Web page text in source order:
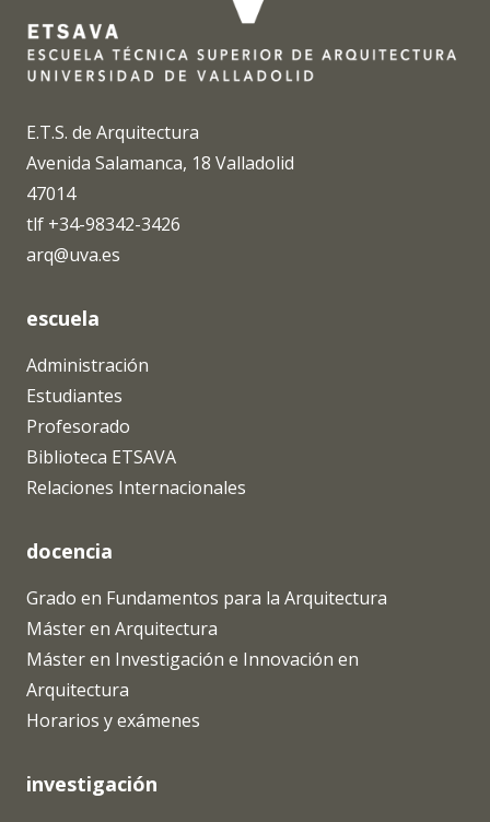
E.T.S. de Arquitectura
Avenida Salamanca, 18 Valladolid
47014
tlf +34-98342-3426
arq@uva.es
escuela
Administración
Estudiantes
Profesorado
Biblioteca ETSAVA
Relaciones Internacionales
docencia
Grado en Fundamentos para la Arquitectura
Máster en Arquitectura
Máster en Investigación e Innovación en
Arquitectura
Horarios y exámenes
investigación